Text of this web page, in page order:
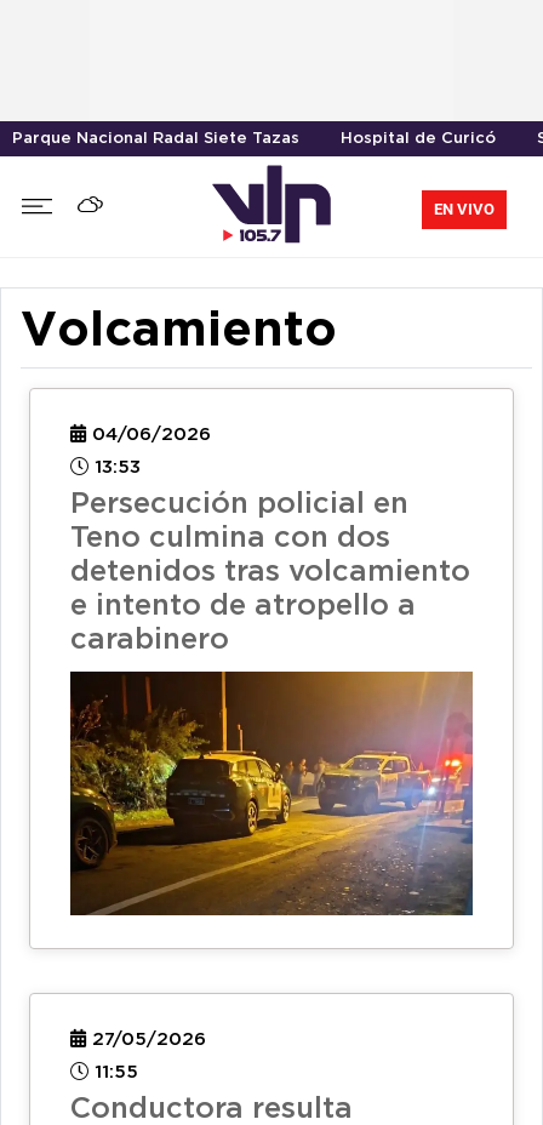
Parque Nacional Radal Siete Tazas Hospital de Curicó
EN VIVO
Volcamiento
04/06/2026
13:53
Persecución policial en
Teno culmina con dos
detenidos tras volcamiento
e intento de atropello a
carabinero
27/05/2026
11:55
Conductora resulta